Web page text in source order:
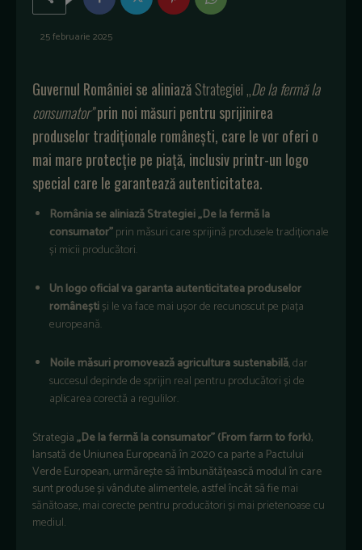
25 februarie 2025
Guvernul României se aliniazăStrategiei „De la fermă la
consumator”prin noi măsuri pentru sprijinirea
produselor tradiționale românești, care le vor oferi o
mai mare protecție pe piață, inclusiv printr-un logo
special care le garantează autenticitatea.
România se aliniază Strategiei „De la fermă la
consumator”prin măsuri care sprijină produsele tradiționale
și micii producători.
Un logo oficial va garanta autenticitatea produselor
româneștiși le va face mai ușor de recunoscut pe piața
europeană.
Noile măsuri promovează agricultura sustenabilă, dar
succesul depinde de sprijin real pentru producători și de
aplicarea corectă a regulilor.
Strategia„De la fermă la consumator” (From farm to fork),
lansată de Uniunea Europeană în 2020 ca parte a Pactului
Verde European, urmărește să îmbunătățească modul în care
sunt produse și vândute alimentele, astfel încât să fiemai
sănătoase, mai corecte pentru producători și mai prietenoase cu
mediul.